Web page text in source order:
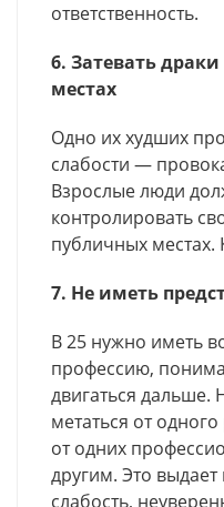
ответственность.
6. Затевать
местах
Одно их худших
слабости —
Взрослые люди
контролировать
публичных местах.
7. Не иметь
В 25 нужно иметь
профессию,
двигаться дальше.
метаться от
от одних
другим. Это выдает
слабость,